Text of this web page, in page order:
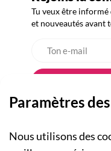
Tu veux être informé
et nouveautés avant
Paramètres
Nous utilisons des